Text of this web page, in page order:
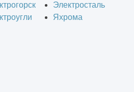
Электросталь
Яхрома